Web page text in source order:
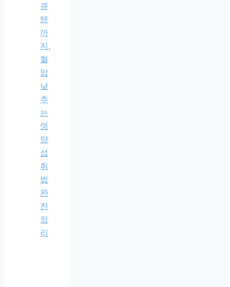
큐
텐
까
지,
혈
압
낮
추
는
영
양
섭
취
법
완
전
정
리